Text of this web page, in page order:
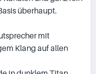
überhaupt.
mit
Klang auf allen